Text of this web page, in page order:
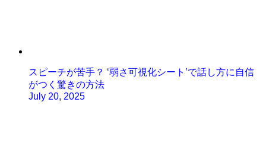
スピーチが苦手？ ‘弱さ可視化シート’で話し方に自信
がつく驚きの方法
July 20, 2025